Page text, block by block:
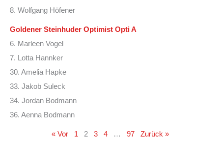
8. Wolfgang Höfener
Goldener Steinhuder Optimist Opti A
6. Marleen Vogel
7. Lotta Hannker
30. Amelia Hapke
33. Jakob Suleck
34. Jordan Bodmann
36. Aenna Bodmann
« Vor 1 2 3 4 … 97 Zurück »